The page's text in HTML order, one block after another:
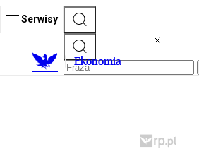
Serwisy
Ekonomia